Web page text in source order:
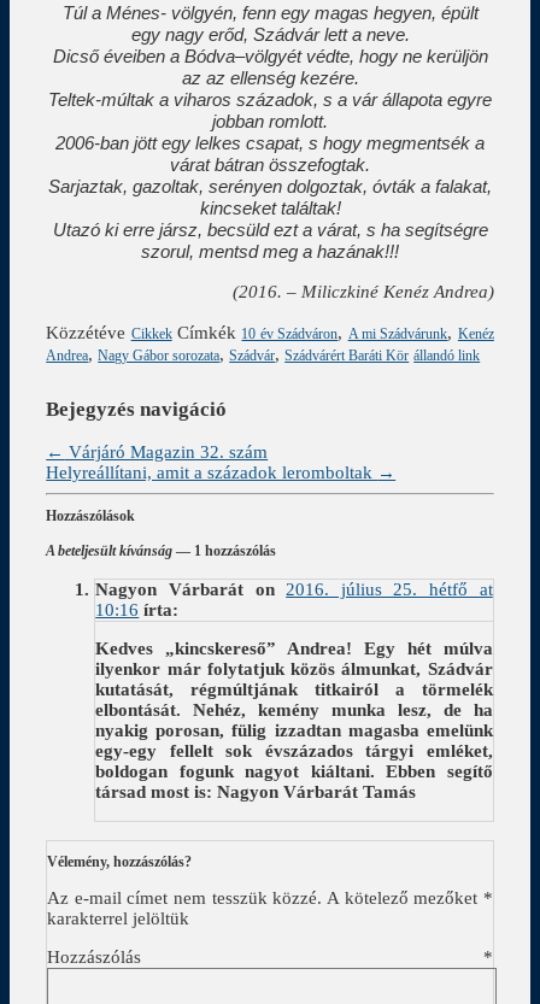
Túl a Ménes- völgyén, fenn egy magas hegyen, épült
egy nagy erőd, Szádvár lett a neve.
Dicső éveiben a Bódva–völgyét védte, hogy ne kerüljön
az az ellenség kezére.
Teltek-múltak a viharos századok, s a vár állapota egyre
jobban romlott.
2006-ban jött egy lelkes csapat, s hogy megmentsék a
várat bátran összefogtak.
Sarjaztak, gazoltak, serényen dolgoztak, óvták a falakat,
kincseket találtak!
Utazó ki erre jársz, becsüld ezt a várat, s ha segítségre
szorul, mentsd meg a hazának!!!
(2016. – Miliczkiné Kenéz Andrea)
Közzétéve Cikkek Címkék 10 év Szádváron, A mi Szádvárunk, Kenéz
Andrea,Nagy Gábor sorozata,Szádvár,Szádvárért Baráti Kör állandó link
Bejegyzés navigáció
← Várjáró Magazin 32. szám
Helyreállítani, amit a századok leromboltak →
Hozzászólások
A beteljesült kívánság — 1 hozzászólás
Nagyon Várbaráton 2016. július 25. hétfő at
10:16 írta:
Kedves „kincskereső” Andrea! Egy hét múlva
ilyenkor már folytatjuk közös álmunkat, Szádvár
kutatását, régmúltjának titkairól a törmelék
elbontását. Nehéz, kemény munka lesz, de ha
nyakig porosan, fülig izzadtan magasba emelünk
egy-egy fellelt sok évszázados tárgyi emléket,
boldogan fogunk nagyot kiáltani. Ebben segítő
társad most is: Nagyon Várbarát Tamás
Vélemény, hozzászólás?
Az e-mail címet nem tesszük közzé. A kötelező mezőket *
karakterrel jelöltük
Hozzászólás *